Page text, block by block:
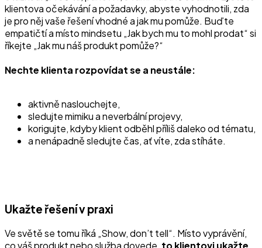
klientova očekávání a požadavky, abyste vyhodnotili, zda
je pro něj vaše řešení vhodné a jak mu pomůže. Buďte
empatičtí a místo mindsetu „Jak bych mu to mohl prodat“ si
říkejte „Jak mu náš produkt pomůže?“
Nechte klienta rozpovídat se a neustále:
aktivně naslouchejte,
sledujte mimiku a neverbální projevy,
korigujte, kdyby klient odběhl příliš daleko od tématu,
a nenápadně sledujte čas, ať víte, zda stíháte.
Ukažte řešení v praxi
Ve světě se tomu říká „Show, don’t tell“. Místo vyprávění,
co váš produkt nebo služba dovede, to klientovi ukažte